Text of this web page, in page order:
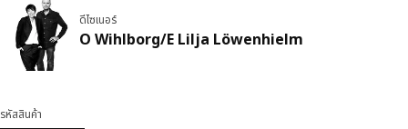
ดีไซเนอร์
O Wihlborg/E Lilja Löwenhielm
รหัสสินค้า